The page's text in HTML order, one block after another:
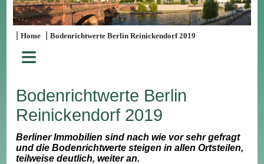
|Home |Bodenrichtwerte Berlin Reinickendorf 2019
≡
Bodenrichtwerte Berlin
Reinickendorf 2019
Berliner Immobilien sind nach wie vor sehr gefragt
und die Bodenrichtwerte steigen in allen Ortsteilen,
teilweise deutlich, weiter an.